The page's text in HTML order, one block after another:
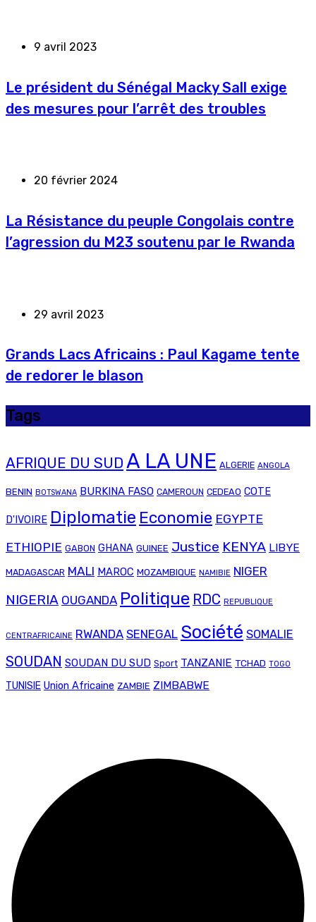
9 avril 2023
Le président du Sénégal Macky Sall exige
des mesures pour l’arrêt des troubles
20 février 2024
La Résistance du peuple Congolais contre
l’agression du M23 soutenu par le Rwanda
29 avril 2023
Grands Lacs Africains : Paul Kagame tente
de redorer le blason
Tags
AFRIQUE DU SUD A LA UNE ALGERIE ANGOLA
BENIN BOTSWANA BURKINA FASO CAMEROUN CEDEAO COTE
D'IVOIRE Diplomatie Economie EGYPTE
ETHIOPIE GABON GHANA GUINEE Justice KENYA LIBYE
MADAGASCAR MALI MAROC MOZAMBIQUE NAMIBIE NIGER
NIGERIA OUGANDA Politique RDC REPUBLIQUE
CENTRAFRICAINE RWANDA SENEGAL Société SOMALIE
SOUDAN SOUDAN DU SUD Sport TANZANIE TCHAD TOGO
TUNISIE Union Africaine ZAMBIE ZIMBABWE